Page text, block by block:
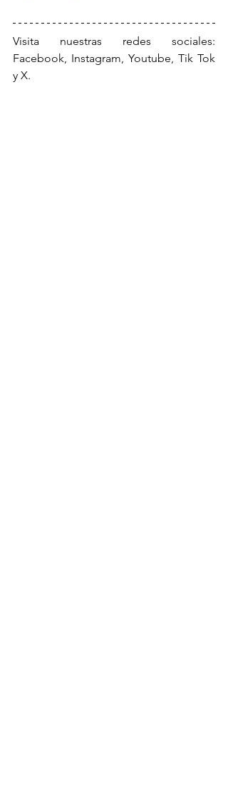
Visita nuestras redes sociales:
Facebook, Instagram, Youtube, Tik Tok
y X.